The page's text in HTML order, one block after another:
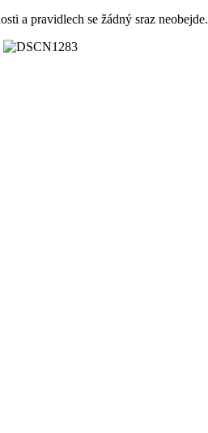
a pravidlech se žádný sraz neobejde.